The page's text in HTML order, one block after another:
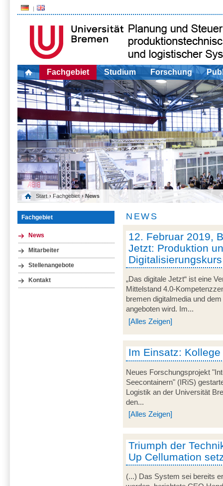
Fachgebiet Studium Forschung
Start › Fachgebiet › News
Fachgebiet
News
Mitarbeiter
Stellenangebote
Kontakt
NEWS
12. Februar 2019,
Jetzt: Produktion
Digitalisierungskurs
„Das digitale Jetzt“ ist eine
Mittelstand 4.0-
bremen digitalmedia und
angeboten wird. Im...
[Alles Zeigen]
Im Einsatz:
Neues Forschungsprojekt
Seecontainern" (IRiS)
Logistik an der Universität
den...
[Alles Zeigen]
Triumph der
Up Cellumation
(...) Das System sei bereits